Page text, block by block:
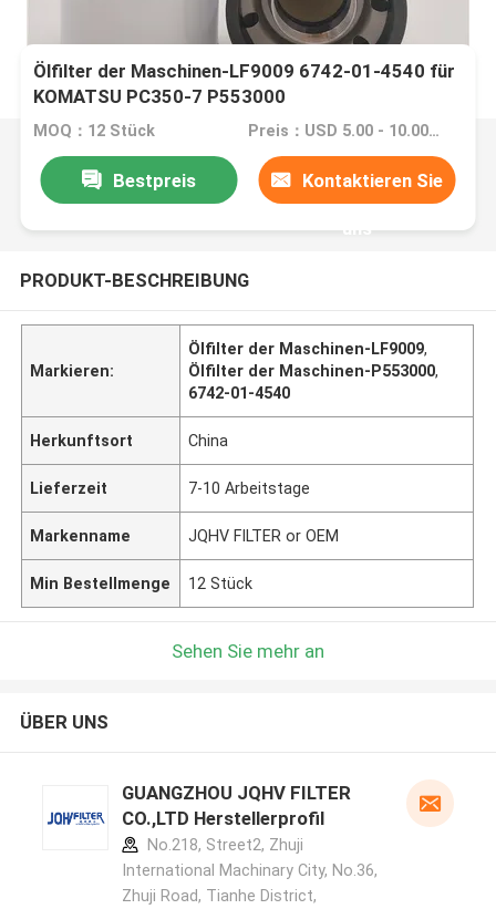
Ölfilter der Maschinen-LF9009 6742-01-4540 für
KOMATSU PC350-7 P553000
MOQ：12 Stück Preis：USD 5.00 - 10.00 one piece
Bestpreis Kontaktieren Sie
uns
PRODUKT-BESCHREIBUNG
Markieren:
Ölfilter der Maschinen-LF9009,
Ölfilter der Maschinen-P553000,
6742-01-4540
Herkunftsort China
Lieferzeit 7-10 Arbeitstage
Markenname JQHV FILTER or OEM
Min Bestellmenge 12 Stück
Sehen Sie mehr an
ÜBER UNS
GUANGZHOU JQHV FILTER
CO.,LTD Herstellerprofil
No.218, Street2, Zhuji
International Machinary City, No.36,
Zhuji Road, Tianhe District,